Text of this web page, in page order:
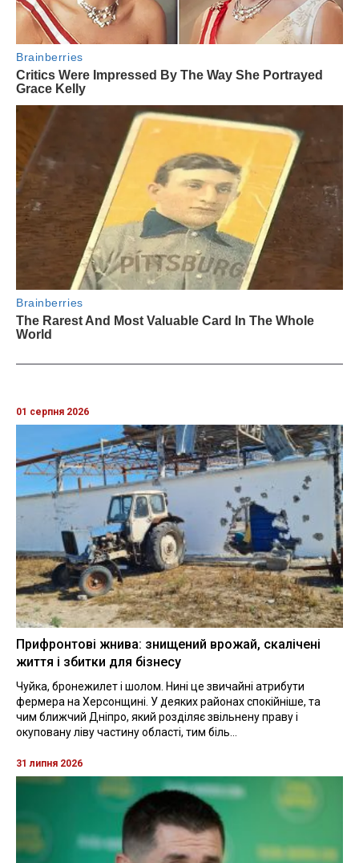
01 серпня 2026
Прифронтові жнива: знищений врожай, скалічені
життя і збитки для бізнесу
Чуйка, бронежилет і шолом. Нині це звичайні атрибути
фермера на Херсонщині. У деяких районах спокійніше, та
чим ближчий Дніпро, який розділяє звільнену праву і
окуповану ліву частину області, тим біль...
31 липня 2026